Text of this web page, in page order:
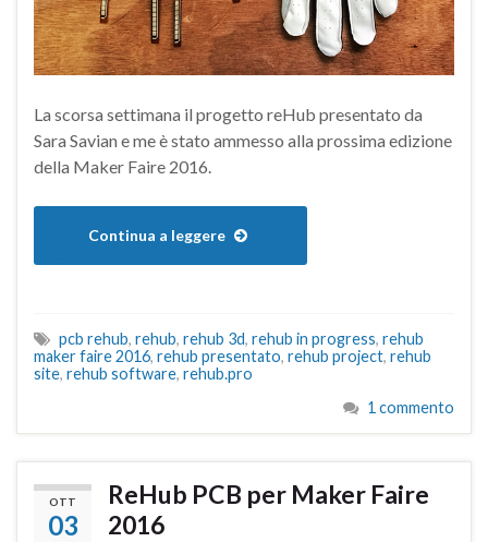
La scorsa settimana il progetto reHub presentato da
Sara Savian e me è stato ammesso alla prossima edizione
della Maker Faire 2016.
Continua a leggere
pcb rehub, rehub, rehub 3d, rehub in progress, rehub
maker faire 2016, rehub presentato, rehub project, rehub
site, rehub software, rehub.pro
1 commento
OTT
03
ReHub PCB per Maker Faire
2016